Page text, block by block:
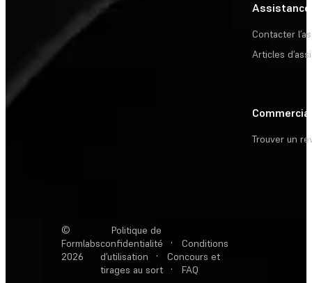
Assistance
Contacter
Articles
Commercial
Trouver un
©
Formlabs
2026
Politique de
confidentialité
·
Conditions
d’utilisation
·
Concours et
tirages au sort
· FAQ